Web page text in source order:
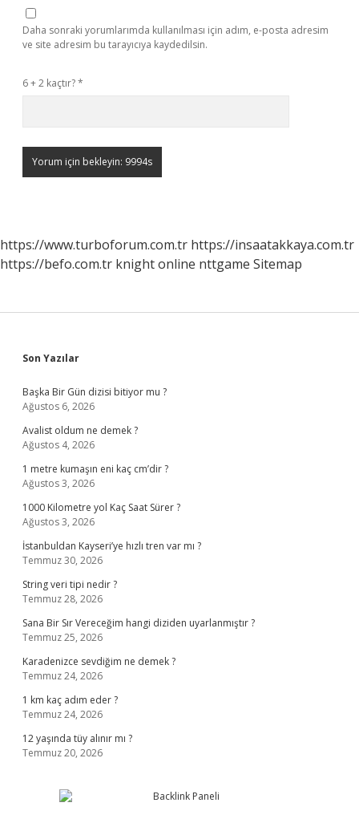
Daha sonraki yorumlarımda kullanılması için adım, e-posta adresim
ve site adresim bu tarayıcıya kaydedilsin.
6 + 2 kaçtır?*
https://www.turboforum.com.tr https://insaatakkaya.com.tr
https://befo.com.tr knight online nttgame Sitemap
Sidebar
Son Yazılar
Başka Bir Gün dizisi bitiyor mu ?
Ağustos 6, 2026
Avalist oldum ne demek ?
Ağustos 4, 2026
1 metre kumaşın eni kaç cm’dir ?
Ağustos 3, 2026
1000 Kilometre yol Kaç Saat Sürer ?
Ağustos 3, 2026
İstanbuldan Kayseri’ye hızlı tren var mı ?
Temmuz 30, 2026
String veri tipi nedir ?
Temmuz 28, 2026
Sana Bir Sır Vereceğim hangi diziden uyarlanmıştır ?
Temmuz 25, 2026
Karadenizce sevdiğim ne demek ?
Temmuz 24, 2026
1 km kaç adım eder ?
Temmuz 24, 2026
12 yaşında tüy alınır mı ?
Temmuz 20, 2026